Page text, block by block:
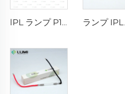
lPL ランプ P1671 - 7×50×110 mm